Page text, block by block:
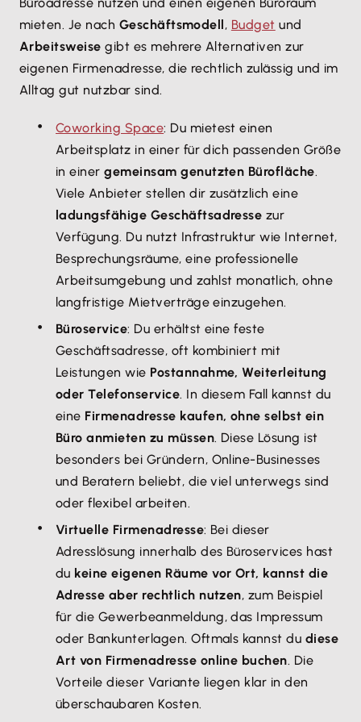
mieten. Je nach Geschäftsmodell, Budget und
Arbeitsweise gibt es mehrere Alternativen zur
eigenen Firmenadresse, die rechtlich zulässig und im
Alltag gut nutzbar sind.
Coworking Space: Du mietest einen
Arbeitsplatz in einer für dich passenden Größe
in einergemeinsam genutzten Bürofläche.
Viele Anbieter stellen dir zusätzlich eine
ladungsfähige Geschäftsadresse zur
Verfügung. Du nutzt Infrastruktur wie Internet,
Besprechungsräume, eine professionelle
Arbeitsumgebung und zahlst monatlich, ohne
langfristige Mietverträge einzugehen.
Büroservice: Du erhältst eine feste
Geschäftsadresse, oft kombiniert mit
Leistungen wie Postannahme, Weiterleitung
oder Telefonservice. In diesem Fall kannst du
eine Firmenadresse kaufen, ohne selbst ein
Büro anmieten zu müssen. Diese Lösung ist
besonders bei Gründern, Online-Businesses
und Beratern beliebt, die viel unterwegs sind
oder flexibel arbeiten.
Virtuelle Firmenadresse: Bei dieser
Adresslösung innerhalb des Büroservices hast
du keine eigenen Räume vor Ort, kannst die
Adresse aber rechtlich nutzen, zum Beispiel
für die Gewerbeanmeldung, das Impressum
oder Bankunterlagen. Oftmals kannst du diese
Art von Firmenadresse online buchen. Die
Vorteile dieser Variante liegen klar in den
überschaubaren Kosten.